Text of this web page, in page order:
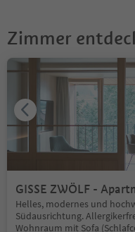
Zimmer
GISSE ZWÖLF -
Helles, modernes und
Südausrichtung.
Wohnraum mit Sofa